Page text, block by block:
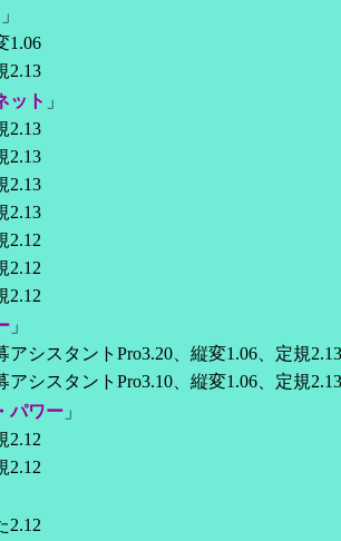
」
1.06
2.13
ット 」
2.13
2.13
2.13
2.13
2.12
2.12
2.12
」
アシスタントPro3.20、縦変1.06、定規2.13
アシスタントPro3.10、縦変1.06、定規2.13
パワー 」
規2.12
規2.12
た2.12